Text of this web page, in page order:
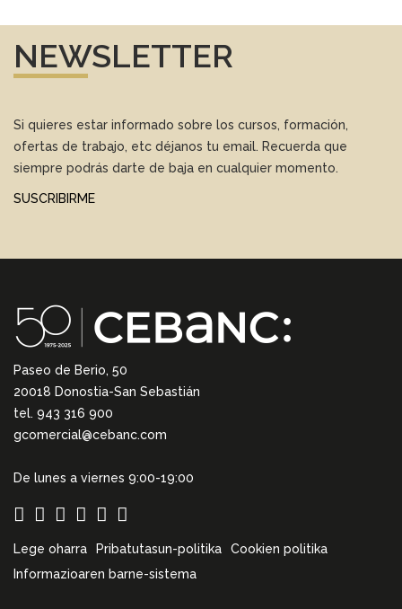
NEWSLETTER
Si quieres estar informado sobre los cursos, formación,
ofertas de trabajo, etc déjanos tu email. Recuerda que
siempre podrás darte de baja en cualquier momento.
SUSCRIBIRME
Paseo de Berio, 50
20018 Donostia-San Sebastián
tel. 943 316 900
gcomercial@cebanc.com
De lunes a viernes 9:00-19:00
Lege oharra Pribatutasun-politika
Cookien politika
Informazioaren barne-sistema